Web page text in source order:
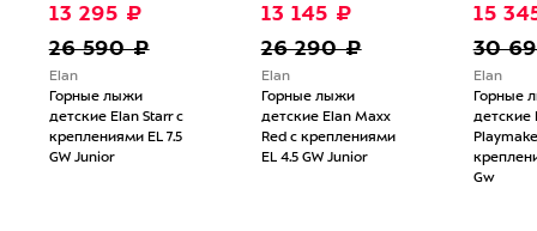
13 295 ₽
26 590 ₽
Elan
Горные лыжи
детские Elan Starr с
креплениями EL 7.5
GW Junior
13 145 ₽
26 290 ₽
Elan
Горные лыжи
детские Elan Maxx
Red с креплениями
EL 4.5 GW Junior
15
30
Elan
Горные
детские
Gw